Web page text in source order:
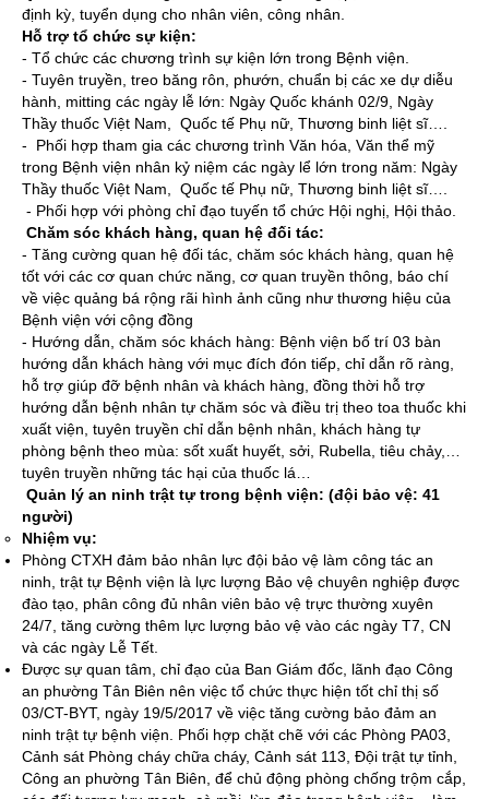
định kỳ, tuyển dụng cho nhân viên, công nhân.
Hỗ trợ tổ chức sự kiện:
- Tổ chức các chương trình sự kiện lớn trong Bệnh viện.
- Tuyên truyền, treo băng rôn, phướn, chuẩn bị các xe dự diễu
hành, mitting các ngày lễ lớn: Ngày Quốc khánh 02/9, Ngày
Thầy thuốc Việt Nam, Quốc tế Phụ nữ, Thương binh liệt sĩ….
- Phối hợp tham gia các chương trình Văn hóa, Văn thể mỹ
trong Bệnh viện nhân kỷ niệm các ngày lể lớn trong năm: Ngày
Thầy thuốc Việt Nam, Quốc tế Phụ nữ, Thương binh liệt sĩ….
- Phối hợp với phòng chỉ đạo tuyến tổ chức Hội nghị, Hội thảo.
Chăm sóc khách hàng, quan hệ đối tác:
- Tăng cường quan hệ đối tác, chăm sóc khách hàng, quan hệ
tốt với các cơ quan chức năng, cơ quan truyền thông, báo chí
về việc quảng bá rộng rãi hình ảnh cũng như thương hiệu của
Bệnh viện với cộng đồng
- Hướng dẫn, chăm sóc khách hàng: Bệnh viện bố trí 03 bàn
hướng dẫn khách hàng với mục đích đón tiếp, chỉ dẫn rõ ràng,
hỗ trợ giúp đỡ bệnh nhân và khách hàng, đồng thời hỗ trợ
hướng dẫn bệnh nhân tự chăm sóc và điều trị theo toa thuốc khi
xuất viện, tuyên truyền chỉ dẫn bệnh nhân, khách hàng tự
phòng bệnh theo mùa: sốt xuất huyết, sởi, Rubella, tiêu chảy,…
tuyên truyền những tác hại của thuốc lá…
Quản lý an ninh trật tự trong bệnh viện: (đội bảo vệ: 41
người)
Nhiệm vụ:
Phòng CTXH đảm bảo nhân lực đội bảo vệ làm công tác an
ninh, trật tự Bệnh viện là lực lượng Bảo vệ chuyên nghiệp được
đào tạo, phân công đủ nhân viên bảo vệ trực thường xuyên
24/7, tăng cường thêm lực lượng bảo vệ vào các ngày T7, CN
và các ngày Lễ Tết.
Được sự quan tâm, chỉ đạo của Ban Giám đốc, lãnh đạo Công
an phường Tân Biên nên việc tổ chức thực hiện tốt chỉ thị số
03/CT-BYT, ngày 19/5/2017 về việc tăng cường bảo đảm an
ninh trật tự bệnh viện. Phối hợp chặt chẽ với các Phòng PA03,
Cảnh sát Phòng cháy chữa cháy, Cảnh sát 113, Đội trật tự tỉnh,
Công an phường Tân Biên, để chủ động phòng chống trộm cắp,